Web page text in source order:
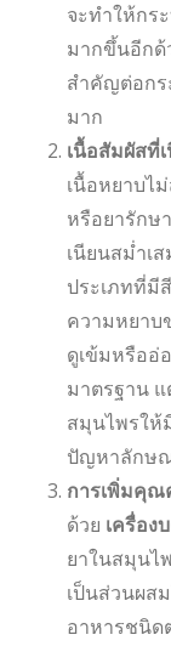
จะทำให้กร
มากขึ้นอีกด้
สำคัญต่อกร
มาก
เนื้อสัมผัสที่
เนื้อหยาบไ
หรือยารักษ
เนียนสม่ำเ
ประเภทที่มี
ความหยาบ
ดูเข้มหรืออ่
มาตรฐาน แ
สมุนไพรให้
ปัญหาลักษณ
การเพิ่มคุณ
ด้วย เครื่อง
ยาในสมุนไ
เป็นส่วนผส
อาหารชนิด